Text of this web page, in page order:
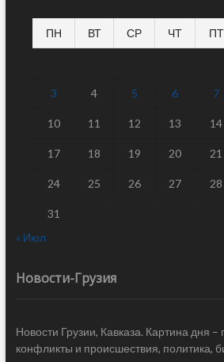
ПН ВТ СР ЧТ ПТ
3 4 5 6 7
10 11 12 13 14
17 18 19 20 21
24 25 26 27 28
31
« Июл
Новости-Грузия
Новости Грузии, Кавказа. Картина дня –
конфликты и происшествия, политика,